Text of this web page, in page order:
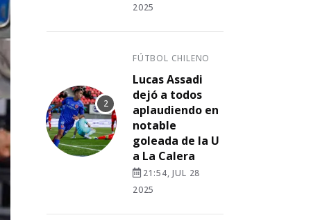
2025
FÚTBOL CHILENO
Lucas Assadi
dejó a todos
aplaudiendo en
notable
goleada de la U
a La Calera
21:54, JUL 28
2025